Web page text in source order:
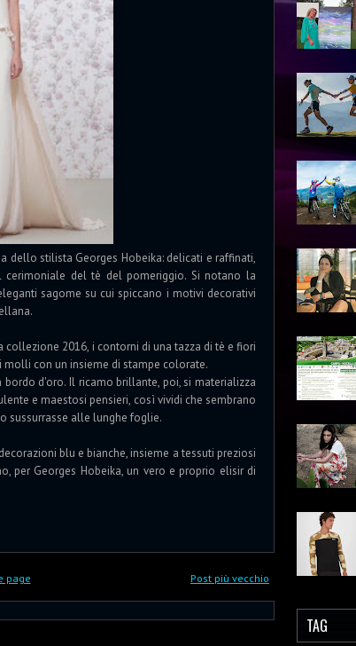
dello stilista Georges Hobeika: delicati e raffinati,
del tè del pomeriggio. Si notano la
sagome su cui spiccano i motivi decorativi
collezione 2016, i contorni di una tazza di tè e fiori
con un insieme di stampe colorate.
d'oro. Il ricamo brillante, poi, si materializza
e maestosi pensieri, così vividi che sembrano
sussurrasse alle lunghe foglie.
blu e bianche, insieme a tessuti preziosi
per Georges Hobeika, un vero e proprio elisir di
Post più vecchio
page
TAG